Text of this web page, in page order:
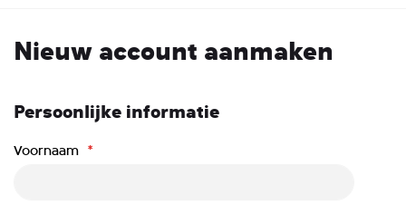
Nieuw account aanmaken
Persoonlijke informatie
Voornaam